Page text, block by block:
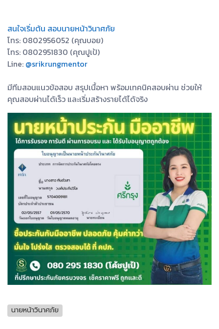
สนใจเริ่มต้น สอบนายหน้าวินาศภัย
โทร: 0802956052 (คุณบอย)
โทร: 0802951830 (คุณปูเป้)
Line: @srikrungmentor
มีทีมสอนแนวข้อสอบ สรุปเนื้อหา พร้อมเทคนิคสอบผ่าน ช่วยให้
คุณสอบผ่านได้เร็ว และเริ่มสร้างรายได้ได้จริง
นายหน้าวินาศภัย